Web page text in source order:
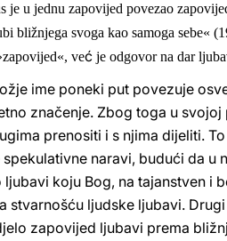
je u jednu zapovijed povezao
bližnjega svoga kao samoga sebe«
već je odgovor na dar
ime poneki put povezuje
značenje. Zbog toga u
prenositi i s njima dijeliti.
naravi, budući da
koju Bog, na tajanstven i
stvarnošću ljudske ljubavi.
zapovijed ljubavi prema